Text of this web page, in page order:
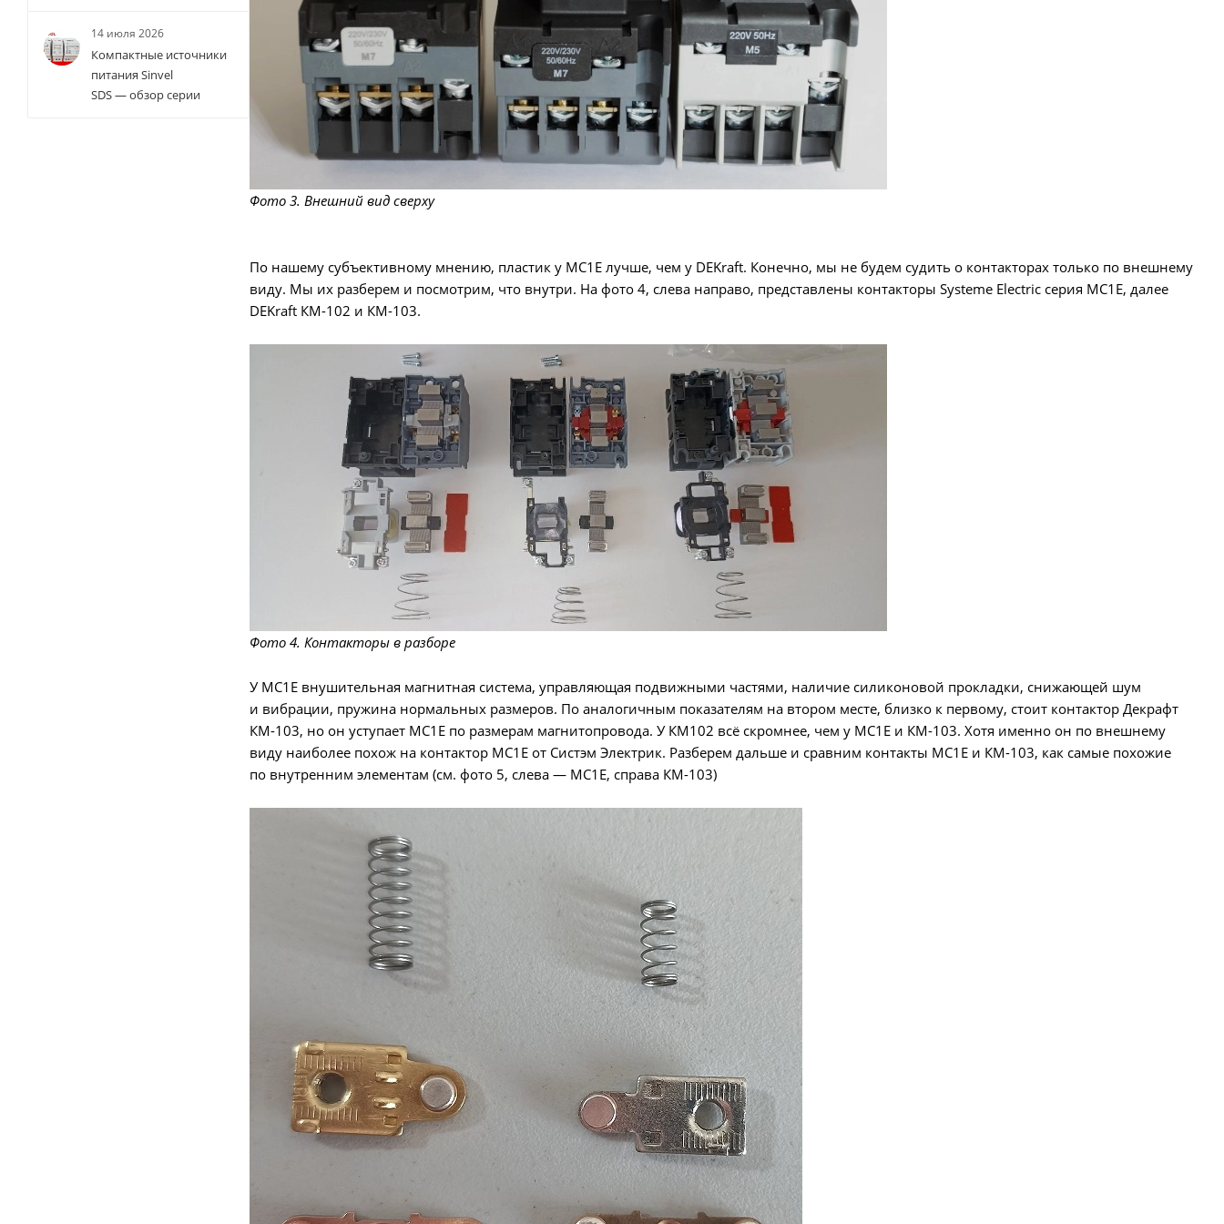
Фото 3. Внешний вид сверху
По нашему субъективному мнению, пластик у MC1E лучше, чем у DEKraft. Конечно, мы не будем судить о контакторах только по внешнему
виду. Мы их разберем и посмотрим, что внутри. На фото 4, слева направо, представлены контакторы Systeme Electric серия MC1E, далее
DEKraft КМ-102 и КМ-103.
Фото 4. Контакторы в разборе
У MC1E внушительная магнитная система, управляющая подвижными частями, наличие силиконовой прокладки, снижающей шум
и вибрации, пружина нормальных размеров. По аналогичным показателям на втором месте, близко к первому, стоит контактор Декрафт
КМ-103, но он уступает MC1E по размерам магнитопровода. У КМ102 всё скромнее, чем у MC1E и КМ-103. Хотя именно он по внешнему
виду наиболее похож на контактор MC1E от Систэм Электрик. Разберем дальше и сравним контакты MC1E и КМ-103, как самые похожие
по внутренним элементам (см. фото 5, слева — MC1E, справа КМ-103)
14 июля 2026
Компактные источники
питания Sinvel
SDS — обзор серии